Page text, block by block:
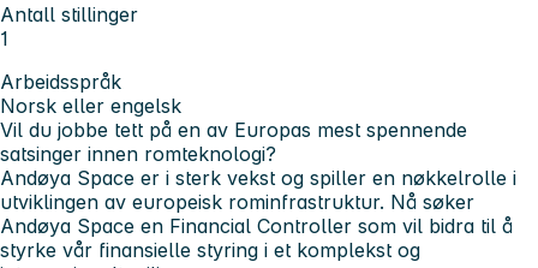
Antall stillinger
1
Arbeidsspråk
Norsk eller engelsk
Vil du jobbe tett på en av Europas mest spennende
satsinger innen romteknologi?
Andøya Space er i sterk vekst og spiller en nøkkelrolle i
utviklingen av europeisk rominfrastruktur. Nå søker
Andøya Space en Financial Controller som vil bidra til å
styrke vår finansielle styring i et komplekst og